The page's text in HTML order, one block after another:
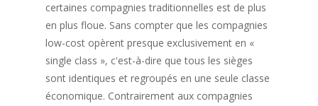
certaines compagnies traditionnelles est de plus
en plus floue. Sans compter que les compagnies
low-cost opèrent presque exclusivement en «
single class », c'est-à-dire que tous les sièges
sont identiques et regroupés en une seule classe
économique. Contrairement aux compagnies